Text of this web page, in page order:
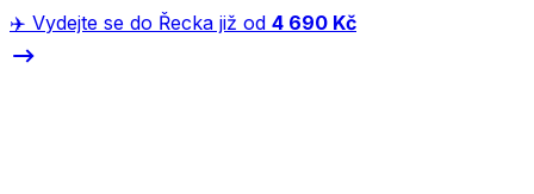
✈️ Vydejte se do Řecka již od 4 690 Kč